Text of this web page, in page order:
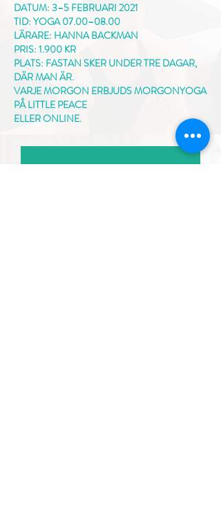
DATUM: 3–5 FEBRUARI 2021
TID: YOGA 07.00–08.00
LÄRARE: HANNA BACKMAN
PRIS: 1.900 KR
PLATS: FASTAN SKER UNDER TRE DAGAR,
DÄR MAN ÄR.
VARJE MORGON ERBJUDS MORGONYOGA
PÅ LITTLE PEACE
ELLER ONLINE.